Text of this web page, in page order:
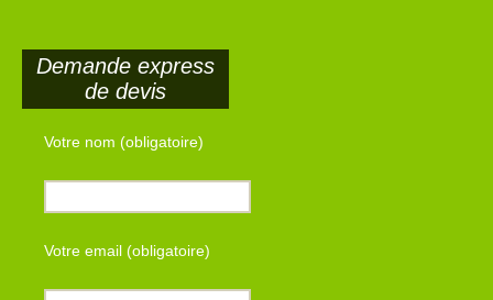
Demande express
de devis
Votre nom (obligatoire)
Votre email (obligatoire)